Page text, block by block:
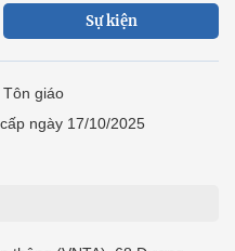
Sự kiện
giáo
ngày 17/10/2025